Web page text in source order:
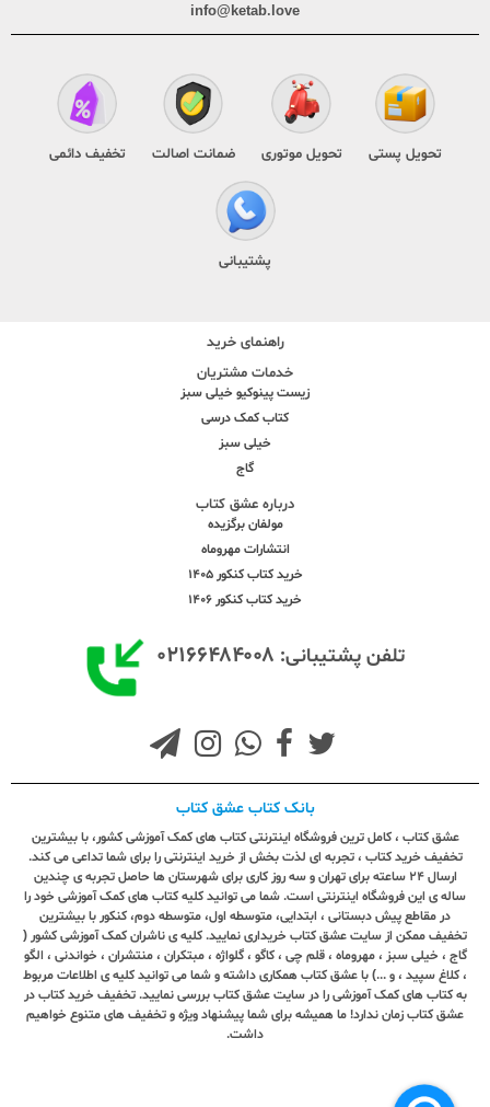
info@ketab.love
تحویل پستی تحویل موتوری ضمانت اصالت تخفیف دائمی
پشتیبانی
راهنمای خرید
خدمات مشتریان
زیست پینوکیو خیلی سبز
کتاب کمک درسی
خیلی سبز
گاج
درباره عشق کتاب
مولفان برگزیده
انتشارات مهروماه
خرید کتاب کنکور 1405
خرید کتاب کنکور 1406
تلفن پشتیبانی: ۰۲۱۶۶۴۸۴۰۰۸
بانک کتاب عشق کتاب
عشق کتاب ، کامل ترین فروشگاه اینترنتی کتاب های کمک آموزشی کشور، با بیشترین
تخفیف خرید کتاب ، تجربه ای لذت بخش از خرید اینترنتی را برای شما تداعی می کند.
ارسال ٢٤ ساعته برای تهران و سه روز کاری برای شهرستان ها حاصل تجربه ی چندین
ساله ی این فروشگاه اینترنتی است. شما می توانید کلیه کتاب های کمک آموزشی خود را
در مقاطع پیش دبستانی ، ابتدایی، متوسطه اول، متوسطه دوم، کنکور با بیشترین
تخفیف ممکن از سایت عشق کتاب خریداری نمایید. کلیه ی ناشران کمک آموزشی کشور (
گاج ، خیلی سبز ، مهروماه ، قلم چی ، کاگو ، گلواژه ، مبتکران ، منتشران ، خواندنی ، الگو
، کلاغ سپید ، و ...) با عشق کتاب همکاری داشته و شما می توانید کلیه ی اطلاعات مربوط
به کتاب های کمک آموزشی را در سایت عشق کتاب بررسی نمایید. تخفیف خرید کتاب در
عشق کتاب زمان ندارد! ما همیشه برای شما پیشنهاد ویژه و تخفیف های متنوع خواهیم
داشت.